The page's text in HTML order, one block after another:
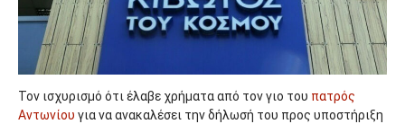
Τον ισχυρισμό ότι έλαβε χρήματα από τον γιο του πατρός
Αντωνίου για να ανακαλέσει την δήλωσή του προς υποστήριξη